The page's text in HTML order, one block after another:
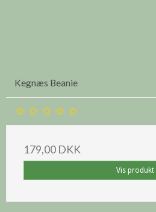
Kegnæs Beanie
179,00 DKK
Vis produkt